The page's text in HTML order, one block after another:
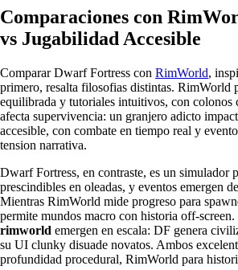
Comparaciones con
vs Jugabilidad Accesible
Comparar Dwarf Fortress con RimWorld,
primero, resalta filosofias distintas. RimWorld
equilibrada y tutoriales intuitivos, con colonos
afecta supervivencia: un granjero adicto
accesible, con combate en tiempo real y
tension narrativa.
Dwarf Fortress, en contraste, es un simulador
prescindibles en oleadas, y eventos emergen
Mientras RimWorld mide progreso para
permite mundos macro con historia off-screen.
rimworld emergen en escala: DF genera
su UI clunky disuade novatos. Ambos
profundidad procedural, RimWorld para